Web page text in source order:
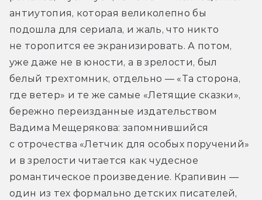
антиутопия, которая великолепно бы
подошла для сериала, и жаль, что никто
не торопится ее экранизировать. А потом,
уже даже не в юности, а в зрелости, был
белый трехтомник, отдельно — «Та сторона,
где ветер» и те же самые «Летящие сказки»,
бережно переизданные издательством
Вадима Мещерякова: запомнившийся
с отрочества «Летчик для особых поручений»
и в зрелости читается как чудесное
романтическое произведение. Крапивин —
один из тех формально детских писателей,